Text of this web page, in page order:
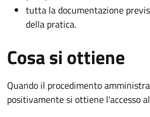
tutta la documentazione
della pratica.
Cosa si ottiene
Quando il procedimento
positivamente si ottiene l'accesso